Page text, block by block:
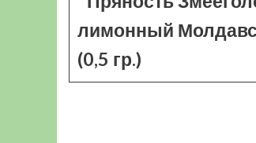
лимонный
(0,5 гр.)